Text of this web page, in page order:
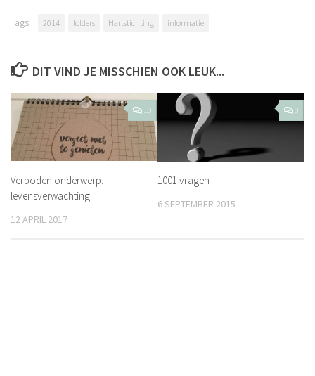
Tags: 2014 folders Hartstichting informatie
DIT VIND JE MISSCHIEN OOK LEUK...
10
Verboden onderwerp:
levensverwachting
12 APRIL 2017
0
1001 vragen
6 SEPTEMBER 2015